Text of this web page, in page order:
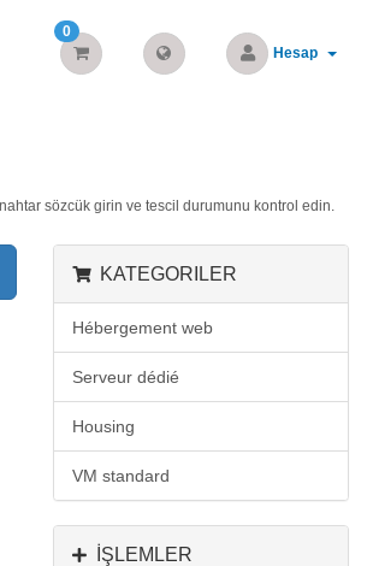
0
Hesap
sözcük girin ve tescil durumunu kontrol edin.
KATEGORILER
Hébergement web
Serveur dédié
Housing
VM standard
İŞLEMLER